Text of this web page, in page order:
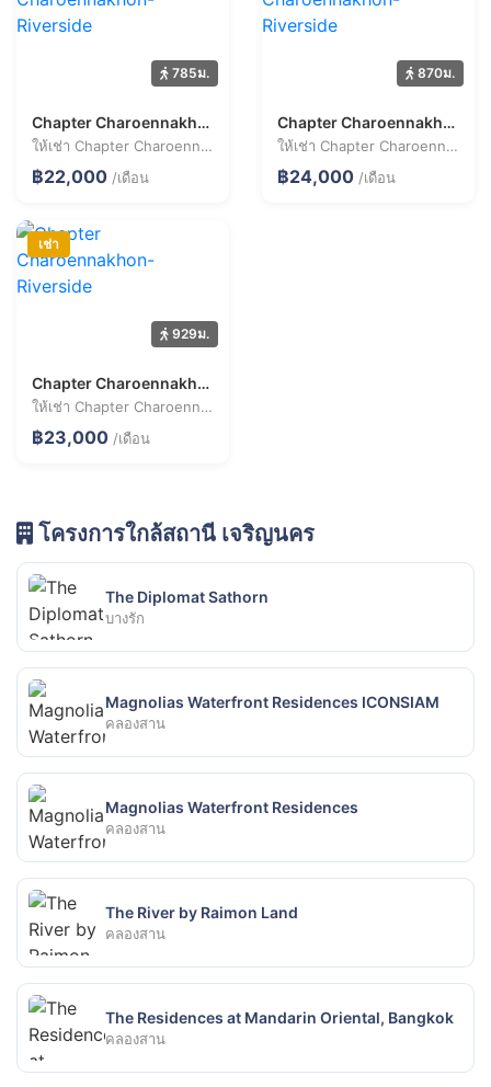
785ม.
Chapter Charoennakhon-Riverside
ให้เช่า Chapter Charoennakhon-Riverside 1 ห้องนอน 38.7 ตร.ม. ราคา 22,000 บาท/เดือน
฿22,000 /เดือน
870ม.
Chapter Charoennakhon-Riverside
ให้เช่า Chapter Charoennakhon-Riverside 1 ห้องนอน 29.1 ตร.ม. ราคา 24,000 บาท/เดือน
฿24,000 /เดือน
เช่า
929ม.
Chapter Charoennakhon-Riverside
ให้เช่า Chapter Charoennakhon-Riverside 1 ห้องนอน 35.7 ตร.ม. ราคา 23,000 บาท/เดือน
฿23,000 /เดือน
โครงการใกล้สถานี เจริญนคร
The Diplomat Sathorn
บางรัก
Magnolias Waterfront Residences ICONSIAM
คลองสาน
Magnolias Waterfront Residences
คลองสาน
The River by Raimon Land
คลองสาน
The Residences at Mandarin Oriental, Bangkok
คลองสาน